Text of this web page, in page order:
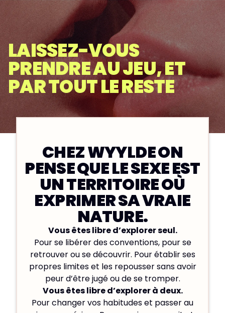
LAISSEZ-VOUS
PRENDRE AU JEU, ET
PAR TOUT LE RESTE
CHEZ WYYLDE ON
PENSE QUE LE SEXE EST
UN TERRITOIRE OÙ
EXPRIMER SA VRAIE
NATURE.
Vous êtes libre d’explorer seul.
Pour se libérer des conventions, pour se
retrouver ou se découvrir. Pour établir ses
propres limites et les repousser sans avoir
peur d’être jugé ou de se tromper.
Vous êtes libre d’explorer à deux.
Pour changer vos habitudes et passer au